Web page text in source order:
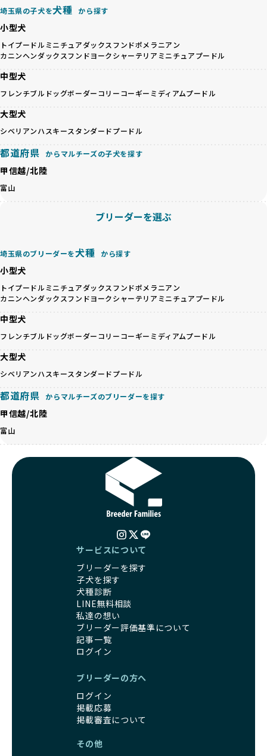
基づいた責任あるブリーディングを確保しています。
さらに、健康管理、社会性の育成、遺伝子検査、食事や運動
の質など、ワンちゃんの心身に配慮した飼育環境が整ってい
るかを評価する12項目の総合基準を設けています。これによ
り、より高い基準をクリアしたブリーダーだけを厳選してい
ます。
良ブリーダーのみが登録されています。
BreederFamiliesでは、法令に準拠するだけでなく、ワンち
のみを厳選しています。これにより、ユーザーの皆さんに安
心して選べる選択肢を提供しています。
「BreederFamilesのワンちゃんに優しい18の評価基準」は
こちら
接のヒアリング、現地確認を通じて厳しく評価しています。
このプロセスにより、育成環境や健康管理だけでなく、ブリ
さらに、こうした評価結果は透明性を持って公開されている
ため、どのブリーダーを選んでも安心して子犬をお迎えいた
だけます。
徹底した透明性こそが、BreederFamiliesの大きな特徴で
す。
BreederFamiliesは、ペット業界が抱える命の大量生産・大
量販売、負担の大きい流通構造、劣悪な飼育環境といった課
を促進することで、無駄な命の消費を減らし、命を大切にす
る社会の実現を目指しています。
人へ寄付しています。多くのペット販売業者が、動物福祉へ
の取り組みが不十分であることを理由に寄付を断られる中、
ます。この活動により、保護が必要なワンちゃんの救済や保
BreederFamiliesのこうした取り組みは、目の前の子犬だけ
でなく、すべてのワンちゃんに優しい未来を創るための大き
な一歩です。ユーザーの皆さんがBreederFamiliesを通じて
子犬をお迎えすることで、こうした社会貢献活動を間接的に
支えることができます。
BreederFamiliesに登録されているブリーダーは、子犬が心
身ともに健康に育つための環境づくりに全力を注いでいま
遺伝的なリスクを最小限に抑えた繁殖計画、栄養バランスが
考えられた食事、子犬がのびのびと動ける適度な運動環境、
さらに獣医師と連携した健康管理まで徹底しています。
その結果、BreederFamiliesを通じてお迎えする子犬は、元
気で健康なスタートを切れることが大きな魅力です。
子犬の社会性は、家庭でのしつけをスムーズにする重要なポ
イントです。BreederFamiliesのブリーダーは、母犬や兄弟
コミュニケーション能力を身につけられるよう育てていま
家庭に迎えたその日から、すでに社会性の基盤ができている
ため、新しい環境にもスムーズに適応できます。
これにより、飼い主さんにとっても安心してスタートできる
BreederFamiliesのブリーダーは、犬種に関する豊富な知識
待する理想と現実が大きく異なることも少なくありません。
健康と性格を次世代に引き継ぐために、ミックス犬の繁殖を
避けます。無計画な交配がもたらすリスクを理解し、飼い主
への十分な説明とアフターフォローを確保できる範囲での繁
殖を徹底しているのです。
一方、営利優先ブリーダーは流行や需要に応じて安易にミッ
クス犬を繁殖し、健康管理や飼い主への配慮が不十分なこと
が多く見受けられます。場合によっては、チワワ×ハスキー
等体格の異なるリスクの高い交配を行うこともあります。
「ミックス犬を繁殖しない」の詳細はこちら
ペットショップやペットオークションは、流通過程でワンち
ゃんが長時間の輸送を強いられたり、狭いケージに閉じ込め
境は、ストレスや感染リスクを増大させるだけでなく、ワン
ペットショップやオークションを介さずに直接飼い主に渡す
ことを大切にしています。また、彼らはお迎え先を自身で確
認し、ワンちゃんが安心して暮らせる環境を整えるために直
接の引き渡しを基本とします。
一方で、営利優先ブリーダーは、広範囲に販売するためにペ
を軽視しがちです。
「ペットショップ等を使わない」の詳細はこちら
近年、「小さくて可愛い」「珍しい毛色」という見た目の特
徴が人気を集め、高値で取引されることが多くなっていま
くありません。極小サイズは骨や心臓に負担がかかりやす
く、レアカラーには遺伝疾患のリスクが高まることがありま
す。
営利優先ブリーダーは、このような流行や需要に応じて無理
な繁殖を行いがちです。小柄な母犬を繁殖に多用して体に負
担をかけたり、子犬を小さく見せるために食事を減らすな
ど、健康を犠牲にした管理がされることもあります。このよ
うな方法では、ワンちゃんの免疫力や体力が低下し、飼い主
にとっても将来的な医療費やケアの負担が増える恐れがあり
健康を最優先に考えています。特に小さいワンちゃんやレア
カラーの子犬を販売する場合は、健康リスクを十分に理解
事管理もしっかり行い、成長に必要な栄養を確保するなど、
ワンちゃんの健康を第一にした繁殖を心がけています。
「見た目以上に健康重視」の詳細はこちら
引退犬とは、繁殖期を終えたワンちゃんたちのことを指しま
優良ブリーダーは、引退犬も家族の一員として、彼らの幸せ
信頼できる相手に譲渡するなど、ワンちゃんが幸せに暮らせ
るように配慮します。
一方、営利優先ブリーダーは引退犬を「コスト」として考
え、早く手放すことを考えます。場合によっては、悪徳保護
団体に引き渡されることもあり、ワンちゃんの生活が不安定
引退犬に対する扱いがどうなっているかも、優良ブリーダー
埼玉県の子犬を犬種 から探す
小型犬
トイプードル ミニチュアダックスフンドポメラニアン
カニンヘンダックスフンドヨークシャーテリア ミニチュアプードル
中型犬
フレンチブルドッグボーダーコリーコーギー ミディアムプードル
大型犬
シベリアンハスキースタンダードプードル
都道府県 からマルチーズの子犬を探す
甲信越/北陸
富山
ブリーダーを選ぶ
埼玉県のブリーダーを犬種 から探す
小型犬
トイプードル ミニチュアダックスフンドポメラニアン
カニンヘンダックスフンドヨークシャーテリア ミニチュアプードル
中型犬
フレンチブルドッグボーダーコリーコーギー ミディアムプードル
大型犬
シベリアンハスキースタンダードプードル
都道府県 からマルチーズのブリーダーを探す
甲信越/北陸
富山
サービスについて
ブリーダーを探す
子犬を探す
犬種診断
LINE無料相談
私達の想い
ブリーダー評価基準について
記事一覧
ログイン
ブリーダーの方へ
ログイン
掲載応募
掲載審査について
その他